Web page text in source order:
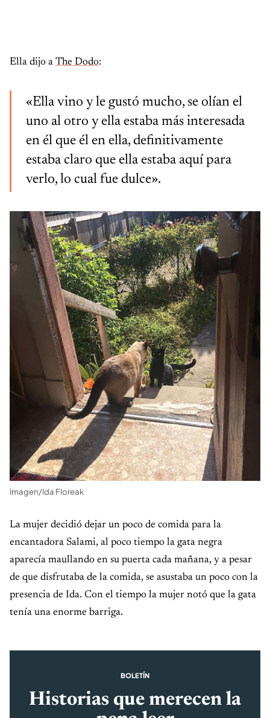
Ella dijo a The Dodo:
«Ella vino y le gustó mucho, se olían el
uno al otro y ella estaba más interesada
en él que él en ella, definitivamente
estaba claro que ella estaba aquí para
verlo, lo cual fue dulce».
Imagen/Ida Floreak
La mujer decidió dejar un poco de comida para la
encantadora Salami, al poco tiempo la gata negra
aparecía maullando en su puerta cada mañana, y a pesar
de que disfrutaba de la comida, se asustaba un poco con la
presencia de Ida. Con el tiempo la mujer notó que la gata
tenía una enorme barriga.
BOLETÍN
Historias que merecen la